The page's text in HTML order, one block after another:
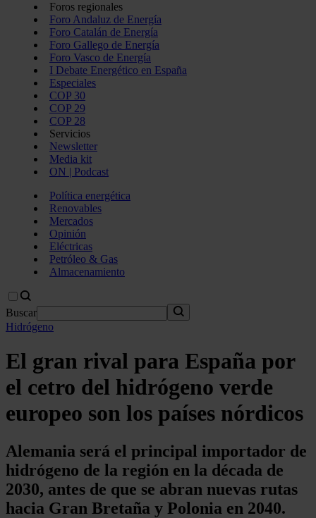
Foros regionales
Foro Andaluz de Energía
Foro Catalán de Energía
Foro Gallego de Energía
Foro Vasco de Energía
I Debate Energético en España
Especiales
COP 30
COP 29
COP 28
Servicios
Newsletter
Media kit
ON | Podcast
Política energética
Renovables
Mercados
Opinión
Eléctricas
Petróleo & Gas
Almacenamiento
Buscar
Hidrógeno
El gran rival para España por
el cetro del hidrógeno verde
europeo son los países nórdicos
Alemania será el principal importador de
hidrógeno de la región en la década de
2030, antes de que se abran nuevas rutas
hacia Gran Bretaña y Polonia en 2040.